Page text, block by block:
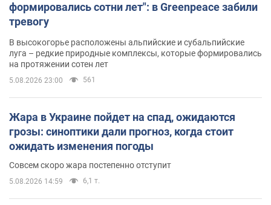
формировались сотни лет": в Greenpeace забили
тревогу
В высокогорье расположены альпийские и субальпийские
луга – редкие природные комплексы, которые формировались
на протяжении сотен лет
5.08.2026 23:00 561
Жара в Украине пойдет на спад, ожидаются
грозы: синоптики дали прогноз, когда стоит
ожидать изменения погоды
Совсем скоро жара постепенно отступит
5.08.2026 14:59 6,1 т.